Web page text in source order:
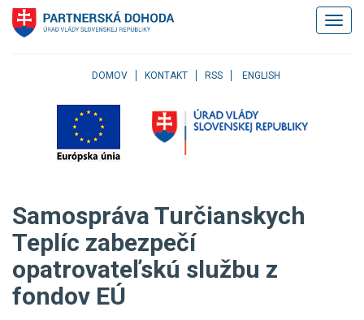
Klávesové
skratky
Skočiť
menu
užívateľské
menu
Skočiť
DOMOV KONTAKT RSS ENGLISH
Samospráva Turčianskych
Teplíc zabezpečí
opatrovateľskú službu z
fondov EÚ